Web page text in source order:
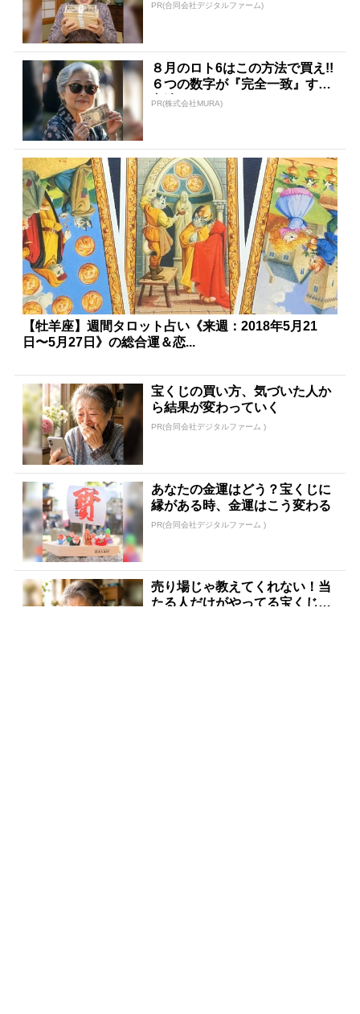
PR(合同会社デジタルファーム)
８月のロト6はこの方法で買え!!
６つの数字が『完全一致』する
方法
PR(株式会社MURA)
【牡羊座】週間タロット占い《来週：2018年5月21
日〜5月27日》の総合運＆恋...
宝くじの買い方、気づいた人か
ら結果が変わっていく
PR(合同会社デジタルファーム )
あなたの金運はどう？宝くじに
縁がある時、金運はこう変わる
PR(合同会社デジタルファーム )
売り場じゃ教えてくれない！当
たる人だけがやってる宝くじの